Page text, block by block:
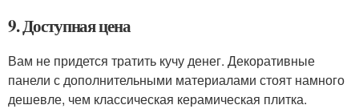
9. Доступная цена
Вам не придется тратить кучу денег. Декоративные
панели с дополнительными материалами стоят намного
дешевле, чем классическая керамическая плитка.